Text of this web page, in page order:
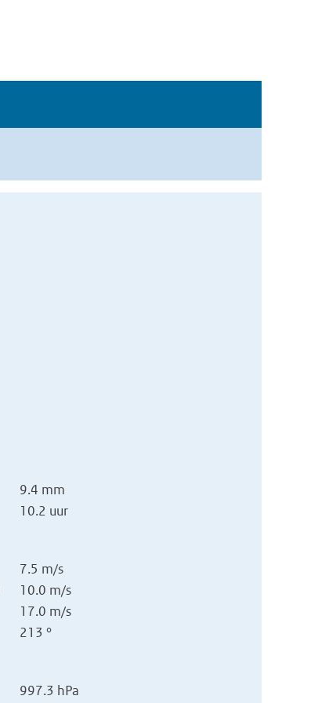
9.4 mm
10.2 uur
7.5 m/s
10.0 m/s
17.0 m/s
213 °
997.3 hPa